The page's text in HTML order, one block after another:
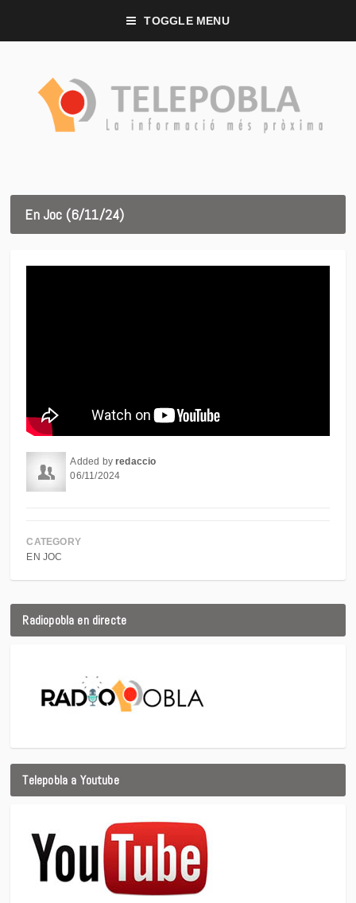
TOGGLE MENU
En Joc (6/11/24)
Added byredaccio
06/11/2024
CATEGORY
EN JOC
Radiopobla en directe
Telepobla a Youtube